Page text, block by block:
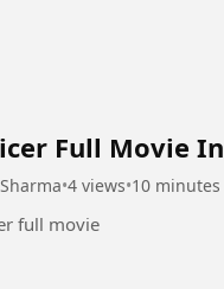
Full Movie
•4 views•10
full movie